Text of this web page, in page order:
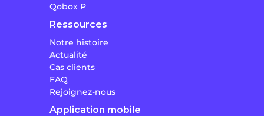
Qobox P
Ressources
Notre histoire
Actualité
Cas clients
FAQ
Rejoignez-nous
Application mobile